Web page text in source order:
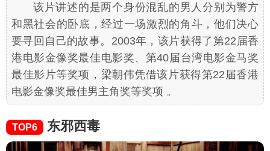
该片讲述的是两个身份混乱的男人分别为警方
和黑社会的卧底，经过一场激烈的角斗，他们决心
要寻回自己的故事。2003年，该片获得了第22届香
港电影金像奖最佳电影奖、第40届台湾电影金马奖
最佳影片等奖项，梁朝伟凭借该片获得第22届香港
电影金像奖最佳男主角奖等奖项 。
TOP6 东邪西毒